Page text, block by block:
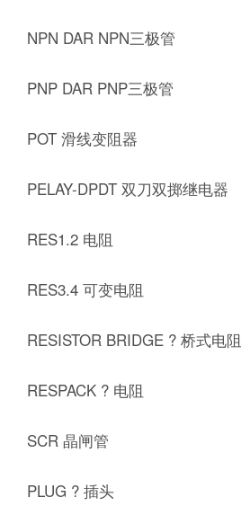
NPN DAR NPN三极管
PNP DAR PNP三极管
POT 滑线变阻器
PELAY-DPDT 双刀双掷继电器
RES1.2 电阻
RES3.4 可变电阻
RESISTOR BRIDGE ? 桥式电阻
RESPACK ? 电阻
SCR 晶闸管
PLUG ? 插头